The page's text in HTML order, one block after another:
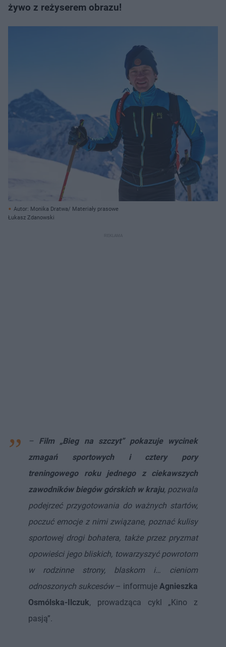
żywo z reżyserem obrazu!
Autor: Monika Dratwa/ Materiały prasowe
Łukasz Zdanowski
– Film „Bieg na szczyt” pokazuje wycinek
zmagań sportowych i cztery pory
treningowego roku jednego z ciekawszych
zawodników biegów górskich w kraju, pozwala
podejrzeć przygotowania do ważnych startów,
poczuć emocje z nimi związane, poznać kulisy
sportowej drogi bohatera, także przez pryzmat
opowieści jego bliskich, towarzyszyć powrotom
w rodzinne strony, blaskom i… cieniom
odnoszonych sukcesów– informuje Agnieszka
Osmólska-Ilczuk, prowadząca cykl „Kino z
pasją”.